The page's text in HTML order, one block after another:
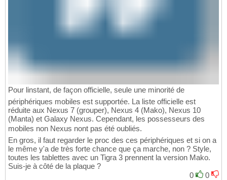
Pour linstant, de façon officielle, seule une minorité de
périphériques mobiles est supportée. La liste officielle est
réduite aux Nexus 7 (grouper), Nexus 4 (Mako), Nexus 10
(Manta) et Galaxy Nexus. Cependant, les possesseurs des
mobiles non Nexus nont pas été oubliés.
En gros, il faut regarder le proc des ces périphériques et si on a
le même y'a de très forte chance que ça marche, non ? Style,
toutes les tablettes avec un Tigra 3 prennent la version Mako.
Suis-je à côté de la plaque ?
0
0